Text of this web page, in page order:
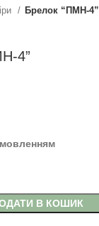
Брелок “ПМН-4”
4”
В КОШИК